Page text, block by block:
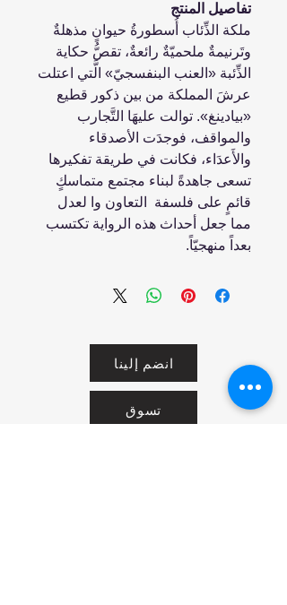
تفاصيل المنتج
ملكة الذِّئاب أُسطورةُ حيوانٍ مذهلةٌ
وتَرنيمةٌ ملحميّةٌ رائعةٌ، تقصُّ حكاية
الذِّئبة «العنب البنفسجيّ» الَّتي اعتلت
عرشَ المملكة من بين ذكور قطيع
«بيادينغ». توالت عليهَا التَّجارب
والمواقف، فوجدَت الأصدقاء
والأَعدَاء، فكانت في طريقة تفكيرها
تسعى جاهدةً لبناء مجتمع متماسكٍ
قائمٍ على فلسفة التعاون وا لعدل
مما جعل أحداث هذه الرواية تكتسب
بعداً منهجيّاً.
انضم إلينا
تسوق